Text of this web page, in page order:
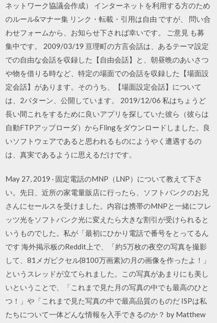
ネットワーク協議会作成） インターネットを利用する方のため
のルール&マナー集 リンク・転載・引用は自由 ですが、 問い合
わせフォームから、お知らせ下されば幸いです。 ご意見 も募
集中です。 2009/03/19 亘理町の方言会話は、あるテーマ設定
での自由な会話を収録した【自由会話】と、朝昼晩のあいさつ
や物を借りる時など、特定の場面での会話を収録した【場面設
定会話】があります。そのうち、【場面設定会話】について
は、2パターン、公開しています。 2019/12/06 私はちょうど
長い間これをするために良いアプリを探していた彼ら（彼らは
自動FTPアップローダ）からFlingをダウンロードしました。良
いソフトウェアであると思われるものにようやく遭遇するの
は、真実であるように思えるだけです。
May 27, 2019 · 固定電話のMNP（LNP）について教えて下さ
い。先日、近所の家電量販店に行ったら、ソフトバンクのお兄
さんにセールスを受けました。内容は携帯のMNPと一緒にフレ
ッツ光をソフトバンク光に変えたら大きな割引が受けられると
いうものでした。私が「最初にひかり電話で番号をとってるん
です 海外掲示板のReddit上で、「約5万枚の夜空の写真を撮影
して、81メガピクセル(8100万画素)の月の画像を作ったよ！」
というスレッドが立てられました。この写真があまりにも美し
いということで、「これまで見た月の写真の中でも最高のひと
つ！」や「これまで見た写真の中で最高品質のものだ ISPは私
たちについて一体どんな情報を入手できるのか？ by Matthew